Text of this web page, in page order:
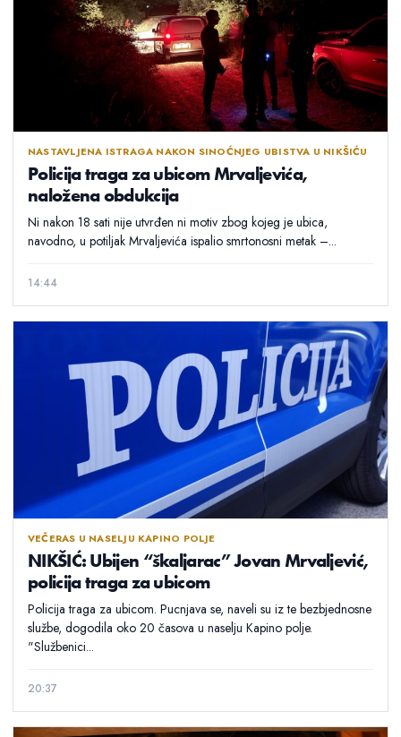
NASTAVLJENA ISTRAGA NAKON SINOĆNJEG UBISTVA U NIKŠIĆU
Policija traga za ubicom Mrvaljevića,
naložena obdukcija
Ni nakon 18 sati nije utvrđen ni motiv zbog kojeg je ubica,
navodno, u potiljak Mrvaljevića ispalio smrtonosni metak –...
14:44
VEČERAS U NASELJU KAPINO POLJE
NIKŠIĆ: Ubijen “škaljarac” Jovan Mrvaljević,
policija traga za ubicom
Policija traga za ubicom. Pucnjava se, naveli su iz te bezbjednosne
službe, dogodila oko 20 časova u naselju Kapino polje.
"Službenici...
20:37